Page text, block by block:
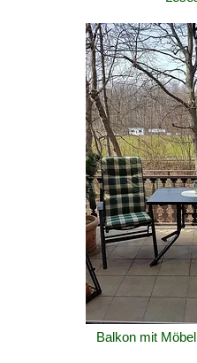
Balkon mit